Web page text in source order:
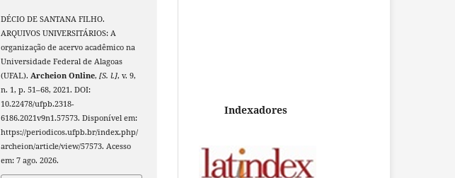
DÉCIO DE SANTANA FILHO.
ARQUIVOS UNIVERSITÁRIOS: A
organização de acervo acadêmico na
Universidade Federal de Alagoas
(UFAL). Archeion Online,[S. l.], v. 9,
n. 1, p. 51–68, 2021. DOI:
10.22478/ufpb.2318-
6186.2021v9n1.57573. Disponível em:
https://periodicos.ufpb.br/index.php/
archeion/article/view/57573. Acesso
em: 7 ago. 2026.
Indexadores